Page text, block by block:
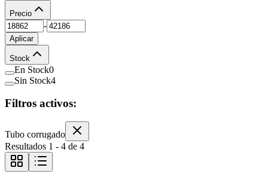
Precio
-
Aplicar
Stock
En Stock0
Sin Stock4
Filtros activos:
Tubo corrugado
Resultados 1 - 4 de 4